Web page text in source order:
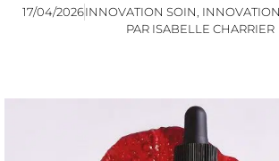
17/04/2026INNOVATION SOIN
PAR ISABELLE CHARRIER